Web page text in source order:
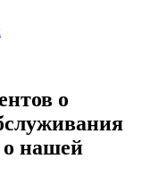
о
о нашей